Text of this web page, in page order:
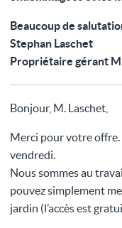
Beaucoup de
Stephan Laschet
Propriétaire gérant
Bonjour, M. Laschet,
Merci pour votre
vendredi.
Nous sommes au
pouvez simplement
jardin (l’accès est